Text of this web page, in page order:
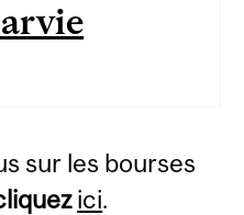
sur les bourses
ici.